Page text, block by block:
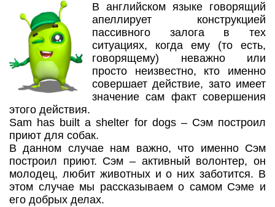
В английском языке говорящий
апеллирует конструкцией
пассивного залога в тех
ситуациях, когда ему (то есть,
говорящему) неважно или
просто неизвестно, кто именно
совершает действие, зато имеет
значение сам факт совершения
этого действия.
Sam has built a shelter for dogs – Сэм построил
приют для собак.
В данном случае нам важно, что именно Сэм
построил приют. Сэм – активный волонтер, он
молодец, любит животных и о них заботится. В
этом случае мы рассказываем о самом Сэме и
его добрых делах.